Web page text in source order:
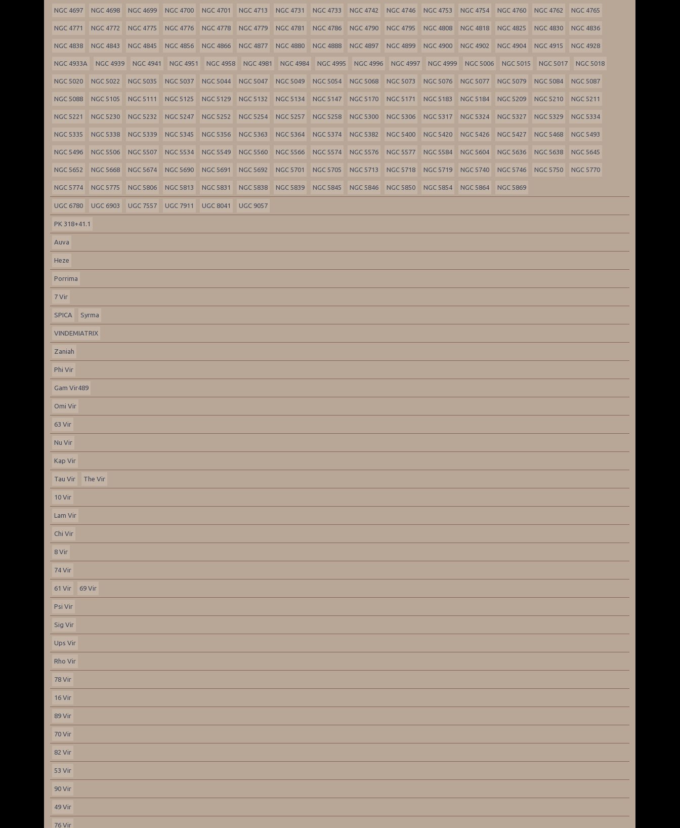
NGC 4697 NGC 4698 NGC 4699 NGC 4700 NGC 4701 NGC 4713 NGC 4731 NGC 4733 NGC 4742 NGC 4746 NGC 4753 NGC 4754 NGC 4760 NGC 4762 NGC 4765
NGC 4771 NGC 4772 NGC 4775 NGC 4776 NGC 4778 NGC 4779 NGC 4781 NGC 4786 NGC 4790 NGC 4795 NGC 4808 NGC 4818 NGC 4825 NGC 4830 NGC 4836
NGC 4838 NGC 4843 NGC 4845 NGC 4856 NGC 4866 NGC 4877 NGC 4880 NGC 4888 NGC 4897 NGC 4899 NGC 4900 NGC 4902 NGC 4904 NGC 4915 NGC 4928
NGC 4933A NGC 4939 NGC 4941 NGC 4951 NGC 4958 NGC 4981 NGC 4984 NGC 4995 NGC 4996 NGC 4997 NGC 4999 NGC 5006 NGC 5015 NGC 5017 NGC 5018
NGC 5020 NGC 5022 NGC 5035 NGC 5037 NGC 5044 NGC 5047 NGC 5049 NGC 5054 NGC 5068 NGC 5073 NGC 5076 NGC 5077 NGC 5079 NGC 5084 NGC 5087
NGC 5088 NGC 5105 NGC 5111 NGC 5125 NGC 5129 NGC 5132 NGC 5134 NGC 5147 NGC 5170 NGC 5171 NGC 5183 NGC 5184 NGC 5209 NGC 5210 NGC 5211
NGC 5221 NGC 5230 NGC 5232 NGC 5247 NGC 5252 NGC 5254 NGC 5257 NGC 5258 NGC 5300 NGC 5306 NGC 5317 NGC 5324 NGC 5327 NGC 5329 NGC 5334
NGC 5335 NGC 5338 NGC 5339 NGC 5345 NGC 5356 NGC 5363 NGC 5364 NGC 5374 NGC 5382 NGC 5400 NGC 5420 NGC 5426 NGC 5427 NGC 5468 NGC 5493
NGC 5496 NGC 5506 NGC 5507 NGC 5534 NGC 5549 NGC 5560 NGC 5566 NGC 5574 NGC 5576 NGC 5577 NGC 5584 NGC 5604 NGC 5636 NGC 5638 NGC 5645
NGC 5652 NGC 5668 NGC 5674 NGC 5690 NGC 5691 NGC 5692 NGC 5701 NGC 5705 NGC 5713 NGC 5718 NGC 5719 NGC 5740 NGC 5746 NGC 5750 NGC 5770
NGC 5774 NGC 5775 NGC 5806 NGC 5813 NGC 5831 NGC 5838 NGC 5839 NGC 5845 NGC 5846 NGC 5850 NGC 5854 NGC 5864 NGC 5869
UGC 6780 UGC 6903 UGC 7557 UGC 7911 UGC 8041 UGC 9057
PK 318+41.1
Auva
Heze
Porrima
7 Vir
SPICA Syrma
VINDEMIATRIX
Zaniah
Phi Vir
Gam Vir489
Omi Vir
63 Vir
Nu Vir
Kap Vir
Tau Vir The Vir
10 Vir
Lam Vir
Chi Vir
8 Vir
74 Vir
61 Vir 69 Vir
Psi Vir
Sig Vir
Ups Vir
Rho Vir
78 Vir
16 Vir
89 Vir
70 Vir
82 Vir
53 Vir
90 Vir
49 Vir
76 Vir